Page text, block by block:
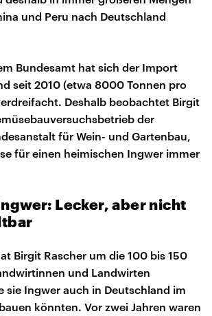
und Peru nach Deutschland
Bundesamt hat sich der Import
seit 2010 (etwa 8000 Tonnen pro
Deshalb beobachtet Birgit
der
für Wein- und Gartenbau,
für einen heimischen Ingwer immer
Lecker, aber nicht
Birgit Rascher um die 100 bis 150
und Landwirten
sie Ingwer auch in Deutschland im
könnten. Vor zwei Jahren waren